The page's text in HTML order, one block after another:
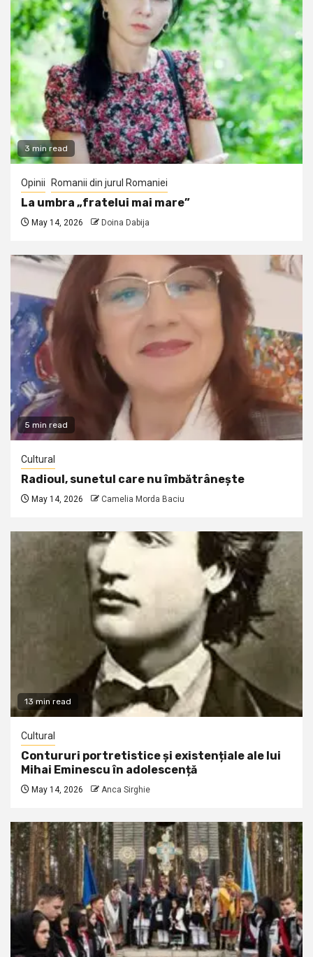
3 min read
Opinii Romanii din jurul Romaniei
La umbra „fratelui mai mare”
May 14, 2026 Doina Dabija
5 min read
Cultural
Radioul, sunetul care nu îmbătrânește
May 14, 2026 Camelia Morda Baciu
13 min read
Cultural
Contururi portretistice și existențiale ale lui
Mihai Eminescu în adolescență
May 14, 2026 Anca Sirghie